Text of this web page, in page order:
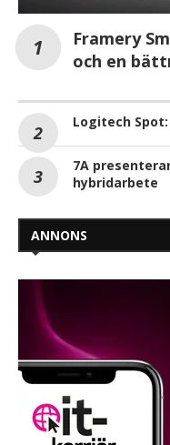
Framery
och en
Logitech
7A
hybridarbete
ANNONS